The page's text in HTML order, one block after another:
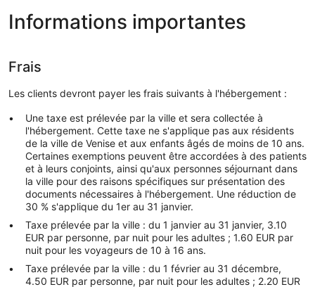
Informations importantes
Frais
Les clients devront payer les frais suivants à l'hébergement :
Une taxe est prélevée par la ville et sera collectée à
l'hébergement. Cette taxe ne s'applique pas aux résidents
de la ville de Venise et aux enfants âgés de moins de 10 ans.
Certaines exemptions peuvent être accordées à des patients
et à leurs conjoints, ainsi qu'aux personnes séjournant dans
la ville pour des raisons spécifiques sur présentation des
documents nécessaires à l'hébergement. Une réduction de
30 % s'applique du 1er au 31 janvier.
Taxe prélevée par la ville : du 1 janvier au 31 janvier, 3.10
EUR par personne, par nuit pour les adultes ; 1.60 EUR par
nuit pour les voyageurs de 10 à 16 ans.
Taxe prélevée par la ville : du 1 février au 31 décembre,
4.50 EUR par personne, par nuit pour les adultes ; 2.20 EUR